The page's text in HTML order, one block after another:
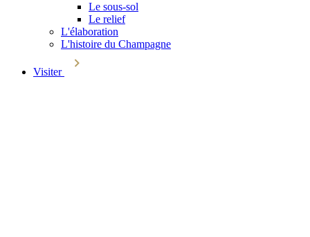
Le sous-sol
Le relief
L'élaboration
L'histoire du Champagne
Visiter